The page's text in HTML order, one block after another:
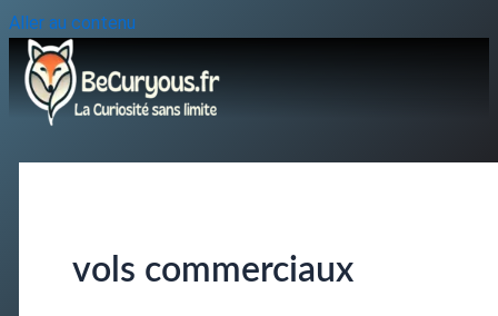
Aller au contenu
vols commerciaux